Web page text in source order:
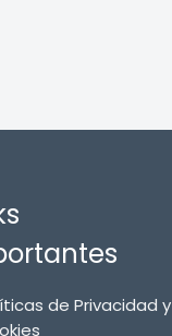
de Privacidad y